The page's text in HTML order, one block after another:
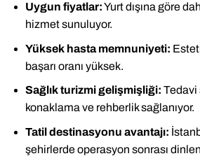
Uygun fiyatlar:Yurt dışına göre
hizmet sunuluyor.
Yüksek hasta memnuniyeti:
başarı oranı yüksek.
Sağlık turizmi gelişmişliği: Tedavi
konaklama ve rehberlik sağlanıyor.
Tatil destinasyonu avantajı:
şehirlerde operasyon sonrası